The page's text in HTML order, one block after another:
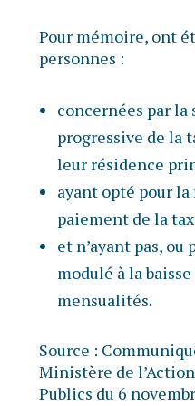
Pour mémoire, ont
personnes :
concernées par la
progressive de la
leur résidence
ayant opté pour
paiement de la
et n’ayant pas, ou
modulé à la
mensualités.
Source :
Ministère de
Publics du 6